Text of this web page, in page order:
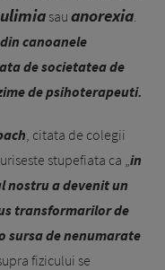
sau anorexia
canoanele
de societatea de
de psihote­rapeuti.
, citata de colegii
stupefiata ca „ in
nostru a devenit un
transformarilor de
sursa de nenumarate
fizicului se